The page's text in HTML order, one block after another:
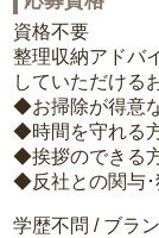
資格不要
整理収納アドバ
していただける
◆お掃除が得意
◆時間を守れる
◆挨拶のできる
◆反社との関与･
学歴不問 / ブラ